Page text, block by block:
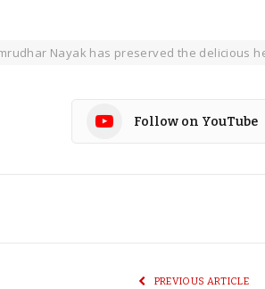
Nayak has preserved the delicious
Follow on YouTube
PREVIOUS ARTICLE